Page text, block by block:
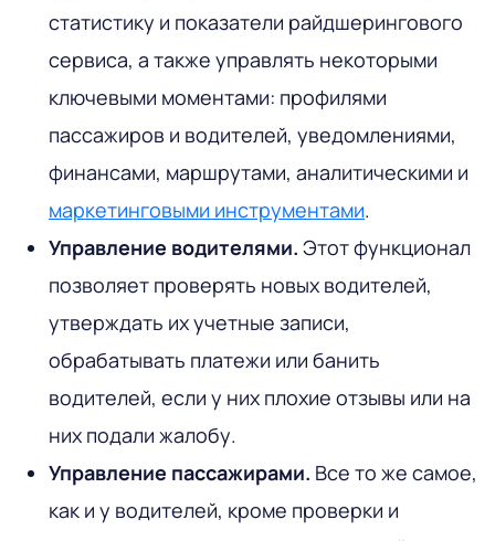
статистику и показатели райдшерингового
сервиса, а также управлять некоторыми
ключевыми моментами: профилями
пассажиров и водителей, уведомлениями,
финансами, маршрутами, аналитическими и
маркетинговыми инструментами.
Управление водителями. Этот функционал
позволяет проверять новых водителей,
утверждать их учетные записи,
обрабатывать платежи или банить
водителей, если у них плохие отзывы или на
них подали жалобу.
Управление пассажирами. Все то же самое,
как и у водителей, кроме проверки и